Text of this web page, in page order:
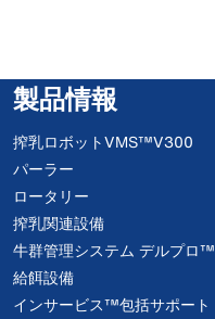
製品情報
搾乳ロボットVMS™V300
パーラー
ロータリー
搾乳関連設備
牛群管理システム デルプロ™
給餌設備
インサービス™包括サポート